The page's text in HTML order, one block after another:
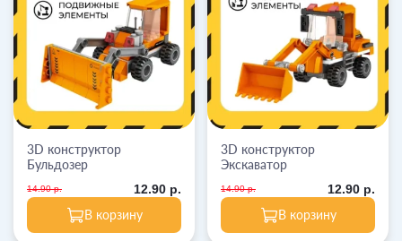
3D конструктор
Бульдозер
14.90 р. 12.90 р.
В корзину
3D конструктор
Экскаватор
14.90 р. 12.90 р.
В корзину